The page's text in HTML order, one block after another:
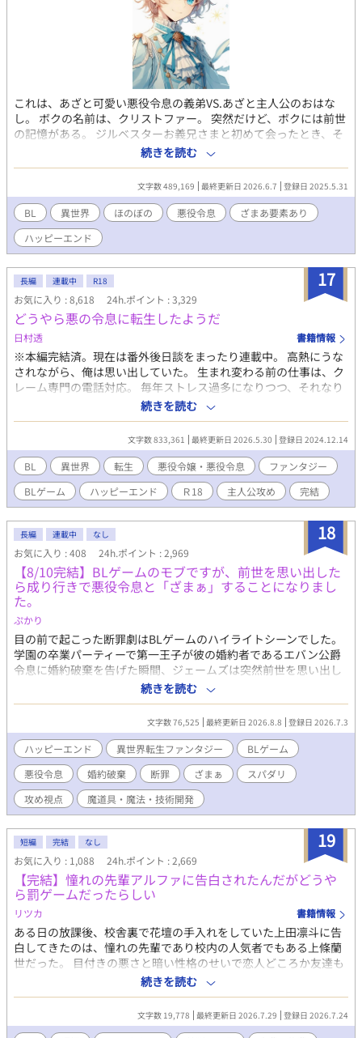
これは、あざと可愛い悪役令息の義弟VS.あざと主人公のおはな
し。 ボクの名前は、クリストファー。 突然だけど、ボクには前世
の記憶がある。 ジルベスターお義兄さまと初めて会ったとき、そ
のご尊顔を見て 「あああ！《《この人》》、知ってるう！悪役令
息っ！」 と思い出したのだ。 あ、この人ゲームの悪役じゃん、っ
て。 そう、俺が今いるこの世界は、ゲームの中の世界だったの！
そして、ボクは悪役令息ジルベスターの義弟に転生していたの
だ！ しかも、モブ。 繰り返します。ボクはモブ！！「完全なるモ
ブ」なのだ！ ゲームの中のボクには、モブすぎて名前もキャラデ
ザもなかった。 どおりで今まで毎日自分の顔をみてもなんにも思
い出さなかったわけだ！ ちなみに、ジルベスターお義兄さまは悪
役ながら非常に人気があった。 その理由の第一は、ビジュアル！
夜空に輝く月みたいにキラキラした銀髪。夜の闇を思わせる深い
紺碧の瞳。 涼やかに切れ上がった眦はサイコーにクール！！ イケ
メンではなく美形！ビューティフル！ワンダフォー！ ありとあら
ゆる美辞麗句を並び立てたくなるくらいに美しい姿かたちなの
だ！ 当然ながらボクもそのビジュアルにノックアウトされた。 ネ
ップリももちろんコンプリートしたし、アクスタももちろん手に
入れた！ そんなボクの推しジルベスターは、その無表情のせいで
「人を馬鹿にしている」「心がない」「冷酷」といわれ、悪役令
息と呼ばれていた。 でもボクにはわかっていた。全部誤解なんだ
って。 ジルベスターは優しい人なんだって。 あの無表情の下には
確かに温かなものが隠れてるはずなの！ なのに誰もそれを理解し
ようとしなかった。 そして最後に断罪されてしまうのだ！あのピ
ンク頭に惑わされたあんぽんたんたちのせいで！！ ジルベスター
が断罪されたときには悔し涙にぬれた。 なんとかジルベスターを
救おうとすべてのルートを試し、ゲームをやり込みまくった。 で
も何をしてもジルベスターは断罪された。 ボクはこの世界で大声
で叫ぶ。 ボクのお義兄様はカッコよくて優しい最高のお義兄様な
んだからっ！ ゲームの世界ならいざしらず、このボクがついてる
からには断罪なんてさせないっ！ 最高に可愛いハイスぺモブ令息
に転生したボクは、可愛さと前世の知識を武器にお義兄さまを守
りますっ！ ※表紙その他のイラストはAIにて作成致しておりま
す。（文字指定のみで作成しております） ⭐︎⭐︎⭐︎ ご拝読頂きありが
とうございます！ コメント、エール、いいねお待ちしております
♡ 「もう我慢なんてしません！家族からうとまれていた俺は、家
を出て冒険者になります！」書籍発売中！ 連載続いておりますの
で、そちらもぜひ♡
続きを読む
文字数 489,169 最終更新日 2026.6.7 登録日 2025.5.31
BL 異世界 ほのぼの 悪役令息
ざまあ要素あり
ハッピーエンド
17
長編 連載中 R18
お気に入り : 8,618 24h.ポイント : 3,329
どうやら悪の令息に転生したようだ
日村透 書籍情報
※本編完結済。現在は番外後日談をまったり連載中。 高熱にうな
されながら、俺は思い出していた。 生まれ変わる前の仕事は、ク
レーム専門の電話対応。 毎年ストレス過多になりつつ、それなり
に平和な日々を送っていたある日、妹に泣きつかれてBLノベルゲ
ームをプレイした。 そのゲーム、まず主人公がひどい。攻略対象
もひどい。 悪役令嬢アデリナ様はどう見ても悲劇の令嬢だし、悪
役令息リシェルも救いがなさ過ぎる。 「こいつら助けてあげた
い……！」 妹と二人して語り合っていたら、なんとアデリナ様の
弟ランハートとして転生することに。 ――拝啓 妹よ。我らの望
みが叶う時が来た。 俺は必ずやアデリナ様とリシェルを悲劇の運
命から助け出し、元凶どもを駆逐してみせよう……！
続きを読む
文字数 833,361 最終更新日 2026.5.30 登録日 2024.12.14
BL 異世界 転生 悪役令嬢・悪役令息
ファンタジー
BLゲーム
ハッピーエンド Ｒ18 主人公攻め 完結
18
長編 連載中 なし
お気に入り : 408 24h.ポイント : 2,969
【8/10完結】BLゲームのモブですが、前世を思い出した
ら成り行きで悪役令息と「ざまぁ」することになりまし
た。
ぷかり
目の前で起こった断罪劇はBLゲームのハイライトシーンでした。
学園の卒業パーティーで第一王子が彼の婚約者であるエバン公爵
令息に婚約破棄を告げた瞬間、ジェームズは突然前世を思い出し
た。 どうやらここはBLゲームの世界で、自分はそのモブキャラら
しい。 とはいえ、全てがゲームの通りというわけではなく、現実
のエバンは悪役令息らしからぬ品行方正な人物だった。 しかし、
ゲームの強制力のなせる業なのか、エバンはシナリオ通りに社交
界を追われ行方不明になってしまう。 このままではいけない！ こ
れはエンディング後の世界を生きる成金モブが悪役令息を幸せに
するための物語。 8/10の完結まで予約投稿済です。
続きを読む
文字数 76,525 最終更新日 2026.8.8 登録日 2026.7.3
ハッピーエンド 異世界転生ファンタジー
BLゲーム
悪役令息
婚約破棄 断罪 ざまぁ
スパダリ
攻め視点
魔道具・魔法・技術開発
19
短編 完結 なし
お気に入り : 1,088 24h.ポイント : 2,669
【完結】憧れの先輩アルファに告白されたんだがどうや
ら罰ゲームだったらしい
リツカ 書籍情報
ある日の放課後、校舎裏で花壇の手入れをしていた上田凛斗に告
白してきたのは、憧れの先輩であり校内の人気者でもある上條蘭
世だった。 目付きの悪さと暗い性格のせいで恋人どころか友達も
いない凛斗は、戸惑いながらもお試しで蘭世との交際をはじめた
のだが…… 美形溺愛アルファ×三白眼平凡オメガ
続きを読む
文字数 19,778 最終更新日 2026.7.29 登録日 2026.7.24